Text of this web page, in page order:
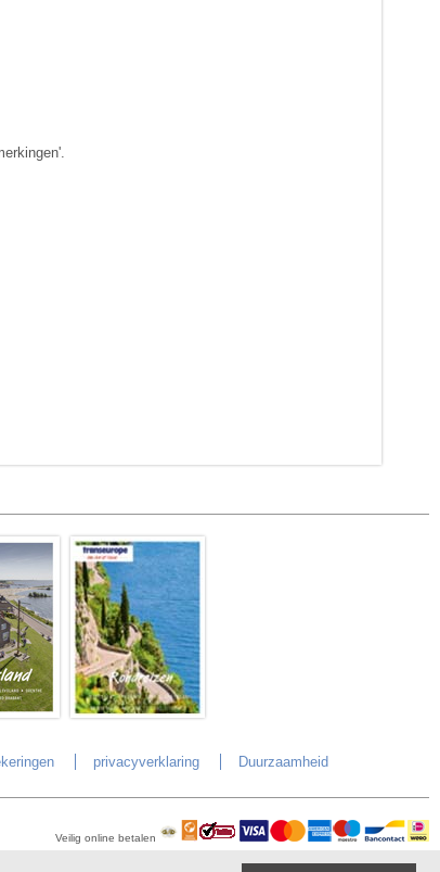
privacyverklaring Duurzaamheid
Veilig online betalen
2026, All rights reserved.Cloud hosting by